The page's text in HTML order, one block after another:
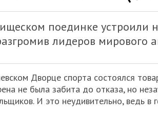
поединке устроили
лидеров мирового
Дворце спорта состоялся
не была забита до отказа, но
И это неудивительно, ведь